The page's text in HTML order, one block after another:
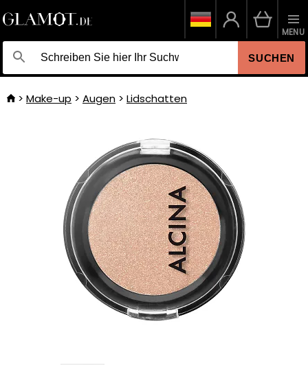
SUCHEN
MENU
Make-up Augen Lidschatten